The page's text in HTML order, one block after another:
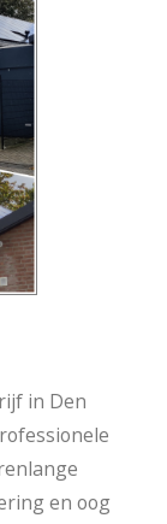
in Den
en oog